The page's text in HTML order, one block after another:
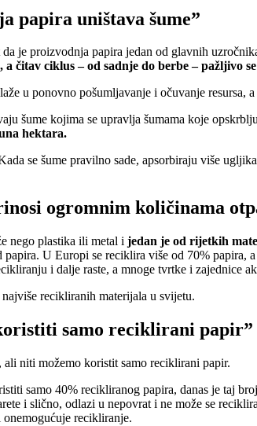
papira uništava šume”
je proizvodnja papira jedan od glavnih
čitav ciklus – od sadnje do berbe – pažljivo
u ponovno pošumljavanje i očuvanje resursa,
šume kojima se upravlja šumama koje
hektara.
se šume pravilno sade, apsorbiraju više
ogromnim količinama
nego plastika ili metal i jedan je od rijetkih
U Europi se reciklira više od 70% papira,
i dalje raste, a mnoge tvrtke i zajednice
recikliranih materijala u svijetu.
samo reciklirani papir”
niti možemo koristit samo reciklirani papir.
samo 40% recikliranog papira, danas je taj
i slično, odlazi u nepovrat i ne može se
recikliranje.